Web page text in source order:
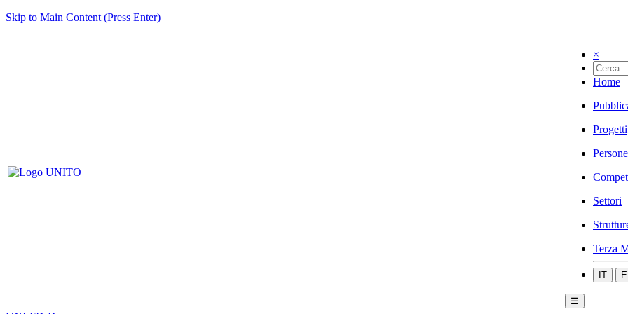
Skip to Main Content (Press Enter)
×
Home
Progetti
Persone
Settori
Terza
IT
☰